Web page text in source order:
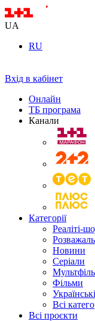
UA
RU
Вхід в кабінет
Онлайн
ТБ програма
Канали
Категорії
Реаліті-
Новини
Серіали
Фільми
Всі
Всі проєкти